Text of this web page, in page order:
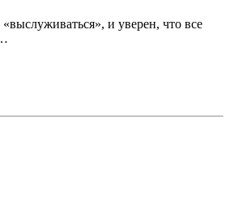
и уверен, что все